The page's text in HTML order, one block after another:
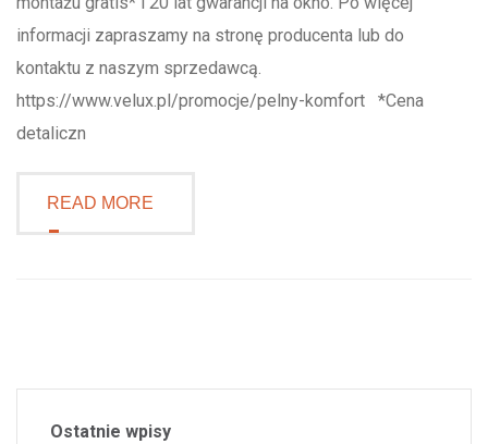
informacji zapraszamy na stronę producenta lub do
kontaktu z naszym sprzedawcą.
https://www.velux.pl/promocje/pelny-komfort *Cena
detaliczn
READ MORE
Ostatnie wpisy